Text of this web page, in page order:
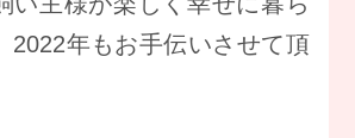
2022年もお手伝いさせて頂